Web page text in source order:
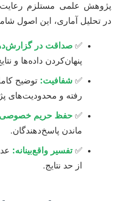
پژوهش علمی مستلزم
در تحلیل آماری، این اصول
✅ صداقت در
پنهان‌کردن داده‌ها و
✅ شفافیت: توضیح
رفته و محدودیت‌های
✅ حفظ حریم
ماندن پاسخ‌دهندگان.
✅تفسیر واقع‌بینانه:
از حد نتایج.